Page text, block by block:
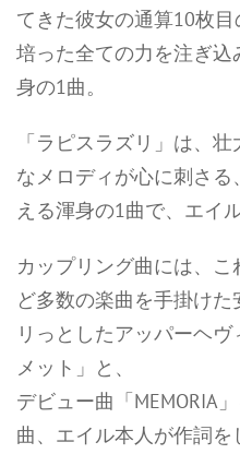
てきた彼女の通算10枚目
培った全ての力を注ぎ
身の1曲。
「ラピスラズリ」は、
なメロディが心に刺さ
える渾身の1曲で、エイ
カップリング曲には、
ど多数の楽曲を手掛け
リっとしたアッパーヘ
メット」と、
デビュー曲「MEMORIA
曲、エイル本人が作詞